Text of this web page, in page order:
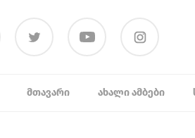
ᲛᲗᲐᲕᲐᲠᲘ ᲐᲮᲐᲚᲘ ᲐᲛᲑᲔᲑᲘ